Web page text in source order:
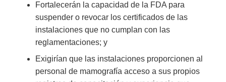
Fortalecerán la capacidad de la FDA para
suspender o revocar los certificados de las
instalaciones que no cumplan con las
reglamentaciones; y
Exigirían que las instalaciones proporcionen al
personal de mamografía acceso a sus propios